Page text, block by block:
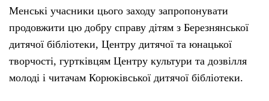
Менські учасники цього заходу запропонувати
продовжити цю добру справу дітям з Березнянської
дитячої бібліотеки, Центру дитячої та юнацької
творчості, гуртківцям Центру культури та дозвілля
молоді і читачам Корюківської дитячої бібліотеки.